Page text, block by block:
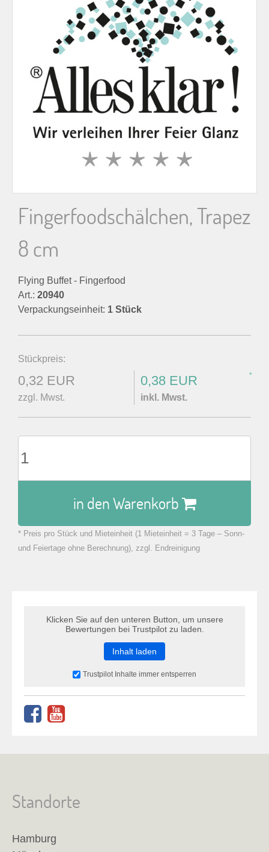
a
h
Fingerfoodschälchen, Trapez
8 cm
Flying Buffet - Fingerfood
Art.: 20940
Verpackungseinheit: 1 Stück
Stückpreis:
0,32 EUR
zzgl. Mwst.
0,38 EUR *
inkl. Mwst.
in den Warenkorb
zu Warenkorb hinzugefügt.
* Preis pro Stück und Mieteinheit (1 Mieteinheit = 3 Tage – Sonn-
und Feiertage ohne Berechnung), zzgl. Endreinigung
Klicken Sie auf den unteren Button, um unsere
Bewertungen bei Trustpilot zu laden.
Inhalt laden
Trustpilot Inhalte immer entsperren
Standorte
Hamburg